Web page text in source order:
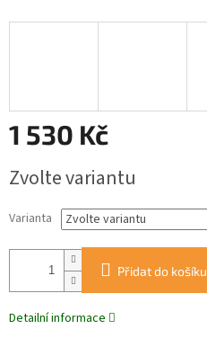
1 530 Kč
cena:
Zvolte variantu
Varianta
Přidat do košíku
Detailní informace